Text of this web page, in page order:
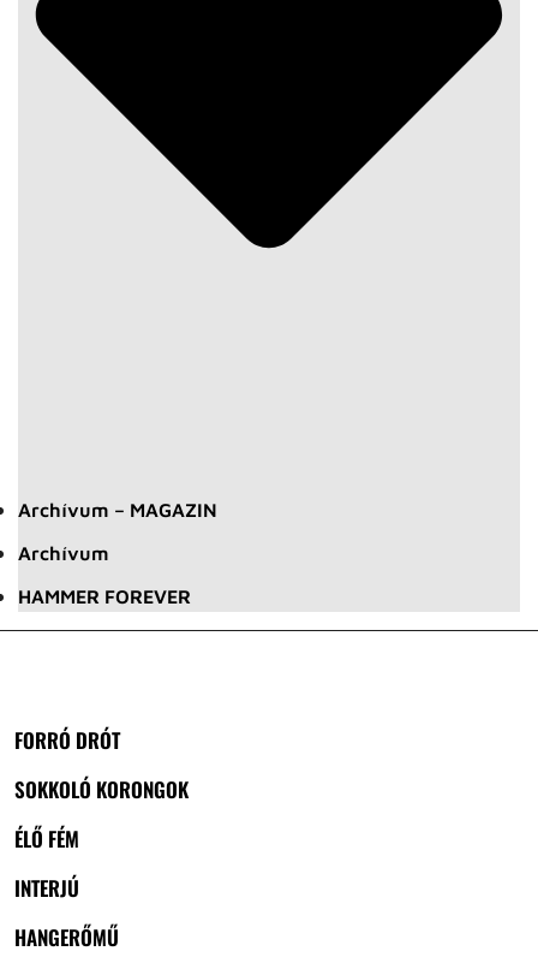
Archívum – MAGAZIN
Archívum
HAMMER FOREVER
FORRÓ DRÓT
SOKKOLÓ KORONGOK
ÉLŐ FÉM
INTERJÚ
HANGERŐMŰ